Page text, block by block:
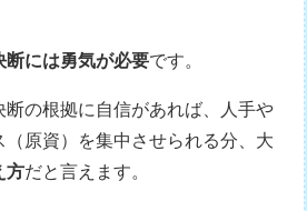
断には勇気が必要です。
断の根拠に自信があれば、人手や
原資）を集中させられる分、大
方だと言えます。